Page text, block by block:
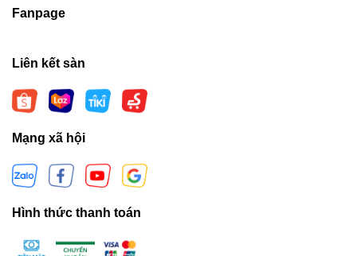
Fanpage
Liên kết sàn
Mạng xã hội
Hình thức thanh toán